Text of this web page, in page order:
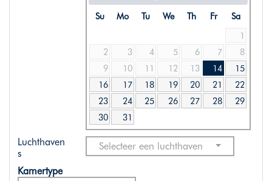
Su Mo Tu We Th Fr
Sa
1
2
3 4 5 6 7
8
9
10 11 12 13 14
15
16
17 18 19 20 21
22
23
24 25 26 27 28
29
30
31
Luchthaven
s
Selecteer een luchthaven
Kamertype